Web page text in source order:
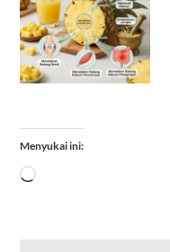
Menyukai ini:
Memuat...